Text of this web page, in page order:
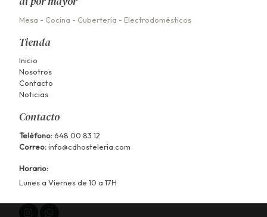
Mesa - Cocina - Cubertería - Electrodomésticos
Tienda
Inicio
Nosotros
Contacto
Noticias
Contacto
Teléfono: 648 00 83 12
Correo:info@cdhosteleria.com
Horario:
Lunes a Viernes de 10 a 17H